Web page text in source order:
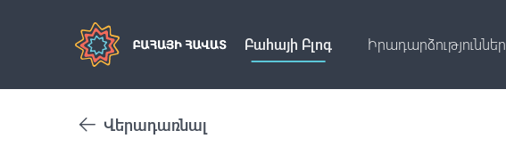
Բահայի Բլոգ Իրադարձություններ
Վերադառնալ